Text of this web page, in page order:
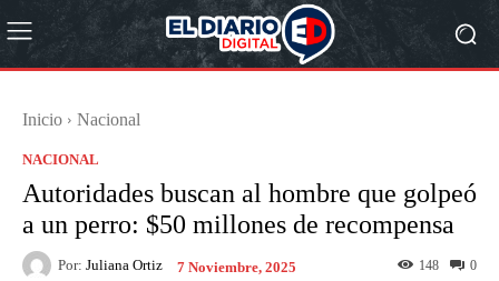
Inicio Nacional
NACIONAL
Autoridades buscan al hombre que golpeó
a un perro: $50 millones de recompensa
Por: Juliana Ortiz 7 Noviembre, 2025 0
148